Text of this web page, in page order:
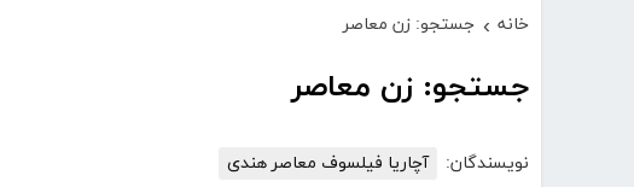
خانه › جستجو: زن معاصر
جستجو: زن معاصر
نویسندگان: آچاریا فیلسوف معاصر هندی